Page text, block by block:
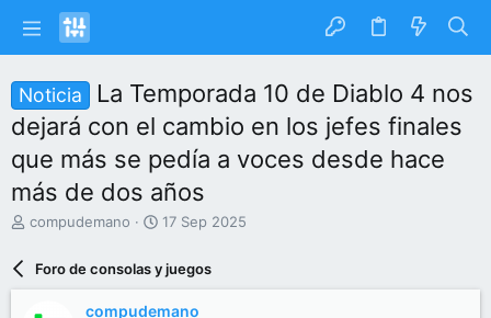
Noticia
La Temporada 10 de Diablo 4 nos
dejará con el cambio en los jefes finales
que más se pedía a voces desde hace
más de dos años
Icompudemano
F
c
h
17 Sep 2025
Foro de consolas y juegos
compudemano